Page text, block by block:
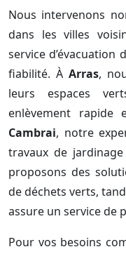
Nous intervenons
dans les villes
service
fiabilité. ÀArras,
leurs espaces
enlèvement rapide
Cambrai, notre
travaux de jardinage
proposons des
de déchets verts,
assure un service de
Pour vos besoins